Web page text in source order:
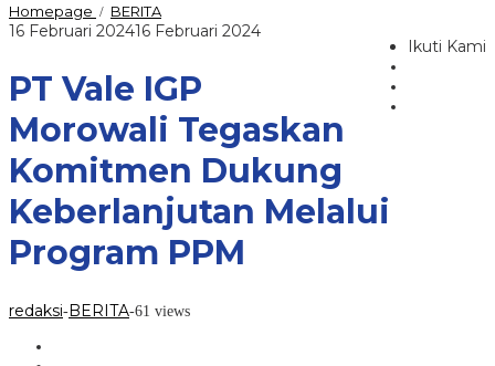
Homepage / BERITAPT
Vale
Tegaskan
Komitmen
Dukung
Keberlanjutan
Program
PPM
Ikuti Kami
16 Februari 202416 Februari 2024oleh
PT Vale IGP
Morowali Tegaskan
Komitmen Dukung
Keberlanjutan Melalui
Program PPM
redaksi-BERITA-61 views